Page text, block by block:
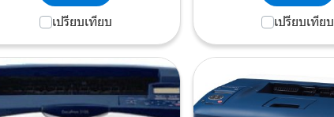
เปรียบเทียบ
เปรียบเทียบ